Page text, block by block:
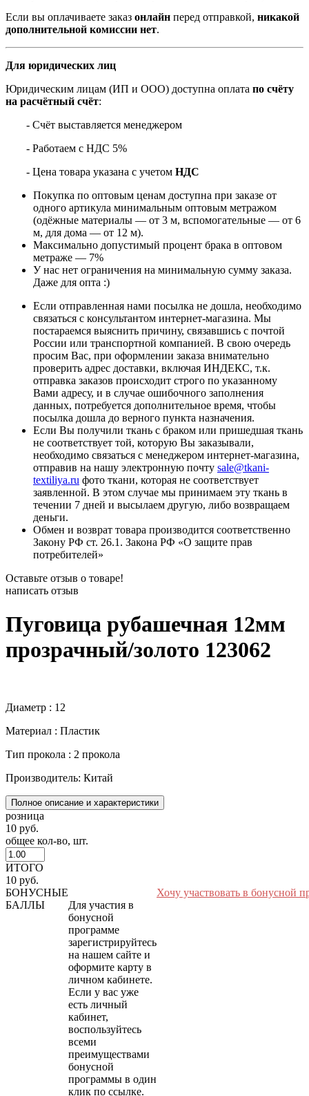
Если вы оплачиваете заказ онлайн перед отправкой, никакой
дополнительной комиссии нет.
Для юридических лиц
Юридическим лицам (ИП и ООО) доступна оплата по счёту
на расчётный счёт:
- Счёт выставляется менеджером
- Работаем с НДС 5%
- Цена товара указана с учетом НДС
Покупка по оптовым ценам доступна при заказе от
одного артикула минимальным оптовым метражом
(одёжные материалы — от 3 м, вспомогательные — от 6
м, для дома — от 12 м).
Максимально допустимый процент брака в оптовом
метраже — 7%
У нас нет ограничения на минимальную сумму заказа.
Даже для опта :)
Если отправленная нами посылка не дошла, необходимо
связаться с консультантом интернет-магазина. Мы
постараемся выяснить причину, связавшись с почтой
России или транспортной компанией. В свою очередь
просим Вас, при оформлении заказа внимательно
проверить адрес доставки, включая ИНДЕКС, т.к.
отправка заказов происходит строго по указанному
Вами адресу, и в случае ошибочного заполнения
данных, потребуется дополнительное время, чтобы
посылка дошла до верного пункта назначения.
Если Вы получили ткань с браком или пришедшая ткань
не соответствует той, которую Вы заказывали,
необходимо связаться с менеджером интернет-магазина,
отправив на нашу электронную почту sale@tkani-
textiliya.ru фото ткани, которая не соответствует
заявленной. В этом случае мы принимаем эту ткань в
течении 7 дней и высылаем другую, либо возвращаем
деньги.
Обмен и возврат товара производится соответственно
Закону РФ ст. 26.1. Закона РФ «О защите прав
потребителей»
Оставьте отзыв о товаре!
написать отзыв
Пуговица рубашечная 12мм
прозрачный/золото 123062
Диаметр : 12
Материал : Пластик
Тип прокола : 2 прокола
Производитель: Китай
Полное описание и характеристики
розница
10 руб.
общее кол-во, шт.
ИТОГО
10 руб.
БОНУСНЫЕ
БАЛЛЫ
Для участия в
бонусной
программе
зарегистрируйтесь
на нашем сайте и
оформите карту в
личном кабинете.
Если у вас уже
есть личный
кабинет,
воспользуйтесь
всеми
преимуществами
бонусной
программы в один
Хочу участвовать в бонусной